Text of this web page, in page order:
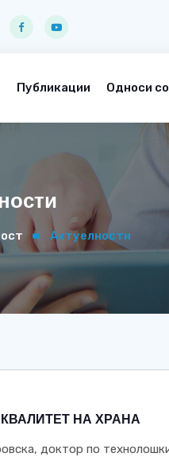
Публикации Односи
Актуелности
НА ХРАНА
доктор по